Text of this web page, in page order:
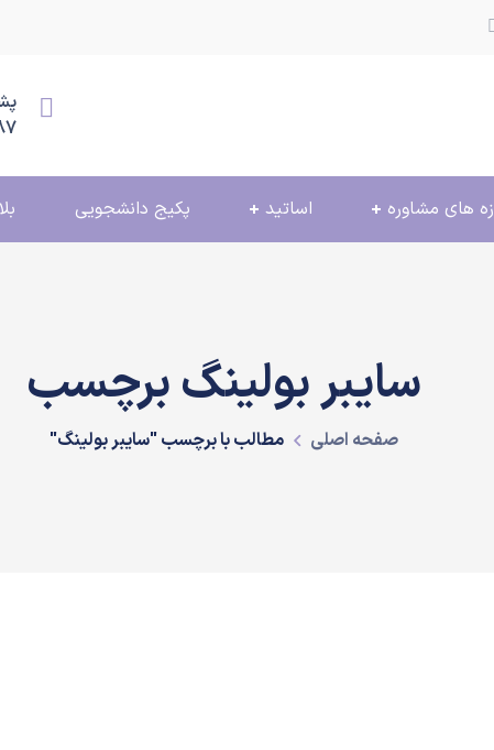
های مشاوره اساتید پکیج دانشجویی
سایبر بولینگ برچسب
صفحه اصلی مطالب با برچسب "سایبر بولینگ"